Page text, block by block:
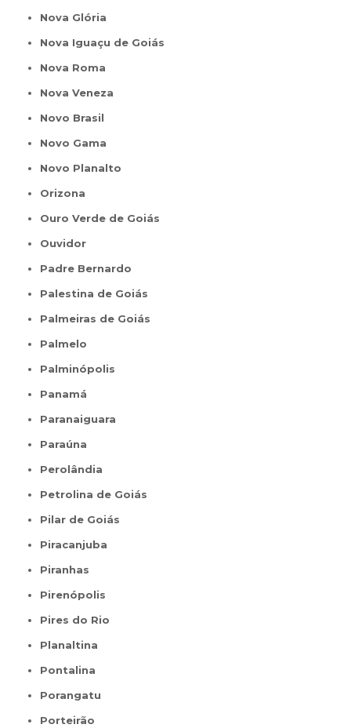
Nova Glória
Nova Iguaçu de Goiás
Nova Roma
Nova Veneza
Novo Brasil
Novo Gama
Novo Planalto
Orizona
Ouro Verde de Goiás
Ouvidor
Padre Bernardo
Palestina de Goiás
Palmeiras de Goiás
Palmelo
Palminópolis
Panamá
Paranaiguara
Paraúna
Perolândia
Petrolina de Goiás
Pilar de Goiás
Piracanjuba
Piranhas
Pirenópolis
Pires do Rio
Planaltina
Pontalina
Porangatu
Porteirão